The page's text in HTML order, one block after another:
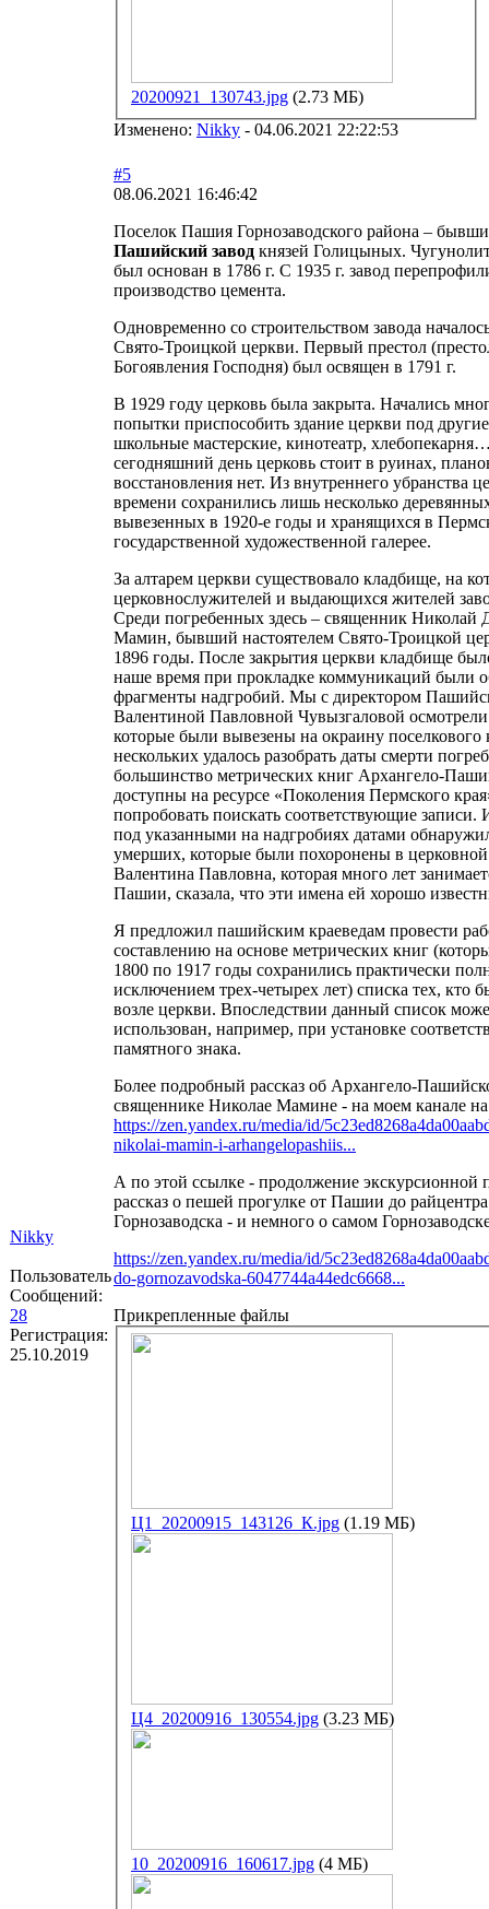
20200921_130743.jpg (2.73 МБ)
Изменено: Nikky - 04.06.2021 22:22:53
Nikky
Пользователь
Сообщений:
28
Регистрация:
25.10.2019
#5
08.06.2021 16:46:42
Поселок Пашия Горнозаводского района –
Пашийский завод князей Голицыных.
был основан в 1786 г. С 1935 г. завод
производство цемента.
Одновременно со строительством завода
Свято-Троицкой церкви. Первый престол
Богоявления Господня) был освящен в 1791 г.
В 1929 году церковь была закрыта. Начались
попытки приспособить здание церкви под
школьные мастерские, кинотеатр,
сегодняшний день церковь стоит в руинах,
восстановления нет. Из внутреннего убранства
времени сохранились лишь несколько
вывезенных в 1920-е годы и хранящихся в
государственной художественной галерее.
За алтарем церкви существовало кладбище, на
церковнослужителей и выдающихся жителей
Среди погребенных здесь – священник Николай
Мамин, бывший настоятелем Свято-Троицкой
1896 годы. После закрытия церкви кладбище
наше время при прокладке коммуникаций были
фрагменты надгробий. Мы с директором
Валентиной Павловной Чувызгаловой осмотрели
которые были вывезены на окраину
нескольких удалось разобрать даты смерти
большинство метрических книг Архангело-
доступны на ресурсе «Поколения Пермского
попробовать поискать соответствующие записи.
под указанными на надгробиях датами
умерших, которые были похоронены в
Валентина Павловна, которая много лет
Пашии, сказала, что эти имена ей хорошо
Я предложил пашийским краеведам провести
составлению на основе метрических книг
1800 по 1917 годы сохранились практически
исключением трех-четырех лет) списка тех, кто
возле церкви. Впоследствии данный список
использован, например, при установке
памятного знака.
Более подробный рассказ об Архангело-
священнике Николае Мамине - на моем канале
https://zen.yandex.ru/media/id/
nikolai-mamin-i-arhangelopashiis...
А по этой ссылке - продолжение экскурсионной
рассказ о пешей прогулке от Пашии до
Горнозаводска - и немного о самом
https://zen.yandex.ru/media/id/
do-gornozavodska-6047744a44edc6668...
Прикрепленные файлы
Ц1_20200915_143126_К.jpg (1.19 МБ)
Ц4_20200916_130554.jpg (3.23 МБ)
10_20200916_160617.jpg (4 МБ)